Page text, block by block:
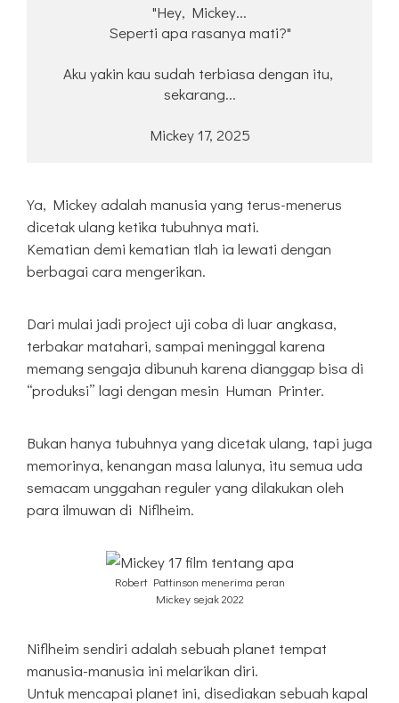
"Hey, Mickey...
Seperti apa rasanya mati?"
Aku yakin kau sudah terbiasa dengan itu,
sekarang...
Mickey 17, 2025
Ya, Mickey adalah manusia yang terus-menerus
dicetak ulang ketika tubuhnya mati.
Kematian demi kematian tlah ia lewati dengan
berbagai cara mengerikan.
Dari mulai jadi project uji coba di luar angkasa,
terbakar matahari, sampai meninggal karena
memang sengaja dibunuh karena dianggap bisa di
“produksi” lagi dengan mesin Human Printer.
Bukan hanya tubuhnya yang dicetak ulang, tapi juga
memorinya, kenangan masa lalunya, itu semua uda
semacam unggahan reguler yang dilakukan oleh
para ilmuwan di Niflheim.
Robert Pattinson menerima peran
Mickey sejak 2022
Niflheim sendiri adalah sebuah planet tempat
manusia-manusia ini melarikan diri.
Untuk mencapai planet ini, disediakan sebuah kapal